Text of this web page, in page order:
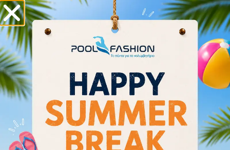
Arena Women Bikini Bottom Brief Rulebreaker Free
001113-643
Διαβάστε περισσότερα
- 20%